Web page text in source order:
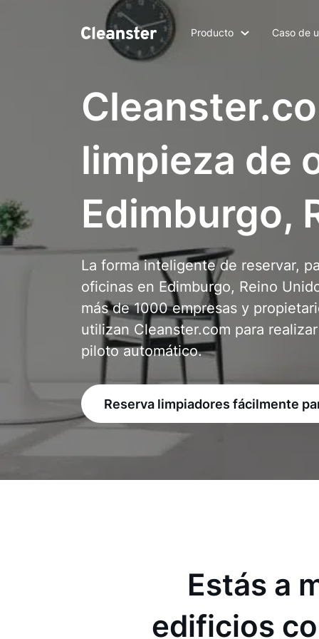
Producto Caso de
limpieza de
Edimburgo,
La forma inteligente de reservar,
oficinas en Edimburgo, Reino
más de 1000 empresas y
utilizan Cleanster.com para
piloto automático.
Reserva limpiadores fácilmente
Estás a
edificios